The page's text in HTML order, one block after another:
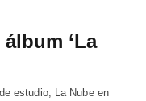
‘La
estudio, La Nube en